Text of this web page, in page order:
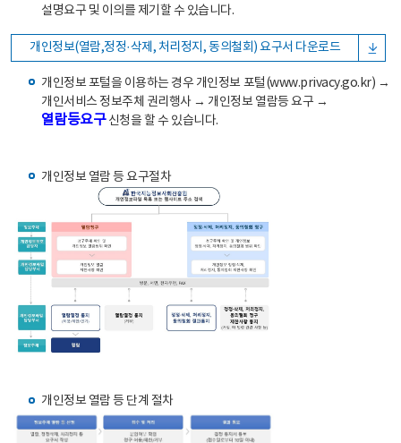
설명요구 및 이의를 제기할 수 있습니다.
개인정보(열람,정정·삭제, 처리정지, 동의철회) 요구서 다운로드
개인정보 포털을 이용하는 경우 개인정보 포털(www.privacy.go.kr) →
개인서비스 정보주체 권리행사 → 개인정보 열람등 요구 →
열람등요구신청을 할 수 있습니다.
개인정보 열람 등 요구절차
개인정보 열람 등 단계 절차